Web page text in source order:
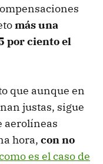
más una
por ciento el
que aunque en
justas, sigue
aerolíneas
hora, con no
es el caso de